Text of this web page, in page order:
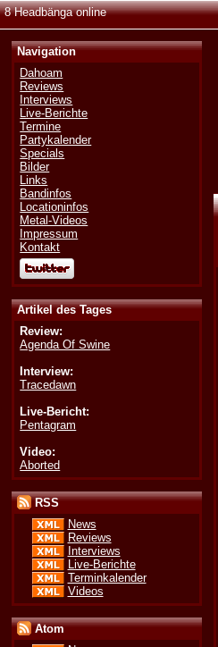
8 Headbänga online
Navigation
Dahoam
Reviews
Interviews
Live-Berichte
Termine
Partykalender
Specials
Bilder
Links
Bandinfos
Locationinfos
Metal-Videos
Impressum
Kontakt
Artikel des Tages
Review:
Agenda Of Swine
Interview:
Tracedawn
Live-Bericht:
Pentagram
Video:
Aborted
RSS
News
Reviews
Interviews
Live-Berichte
Terminkalender
Videos
Atom